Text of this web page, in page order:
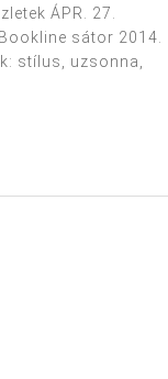
ÁPR. 27.
sátor 2014.
stílus, uzsonna,